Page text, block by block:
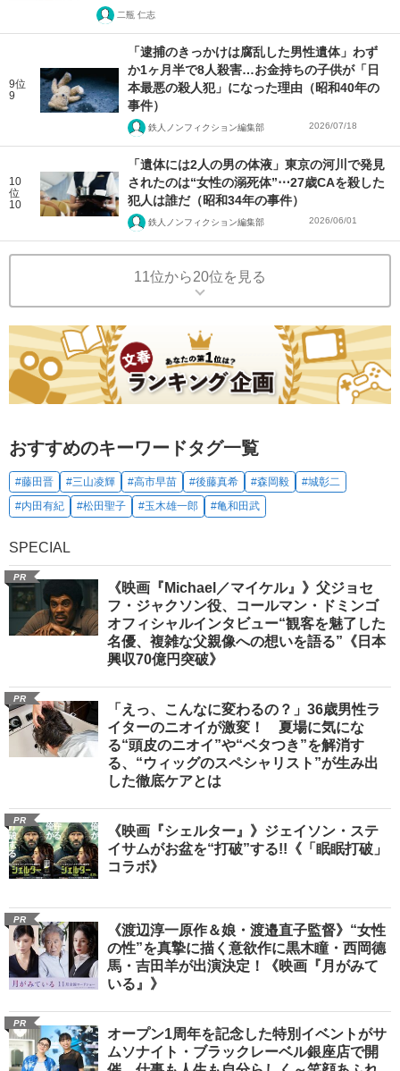
二瓶 仁志
9位
9
「逮捕のきっかけは腐乱した男性遺体」わず
か1ヶ月半で8人殺害…お金持ちの子供が「日
本最悪の殺人犯」になった理由（昭和40年の
事件）
鉄人ノンフィクション編集部 2026/07/18
10
位
10
「遺体には2人の男の体液」東京の河川で発見
されたのは“女性の溺死体”⋯27歳CAを殺した
犯人は誰だ（昭和34年の事件）
鉄人ノンフィクション編集部 2026/06/01
11位から20位を見る
おすすめのキーワードタグ一覧
#藤田晋 #三山凌輝 #高市早苗 #後藤真希 #森岡毅
#城彰二
#内田有紀
#松田聖子 #玉木雄一郎 #亀和田武
SPECIAL
PR
《映画『Michael／マイケル』》父ジョセ
フ・ジャクソン役、コールマン・ドミンゴ
オフィシャルインタビュー“観客を魅了した
名優、複雑な父親像への想いを語る”《日本
興収70億円突破》
PR
「えっ、こんなに変わるの？」36歳男性ラ
イターのニオイが激変！ 夏場に気にな
る“頭皮のニオイ”や“ベタつき”を解消す
る、“ウィッグのスペシャリスト”が生み出
した徹底ケアとは
PR
《映画『シェルター』》ジェイソン・ステ
イサムがお盆を“打破”する!!《「眠眠打破」
コラボ》
PR
《渡辺淳一原作＆娘・渡邉直子監督》“女性
の性”を真摯に描く意欲作に黒木瞳・西岡德
馬・吉田羊が出演決定！《映画『月がみて
いる』》
PR
オープン1周年を記念した特別イベントがサ
ムソナイト・ブラックレーベル銀座店で開